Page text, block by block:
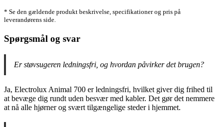
* Se den gældende produkt beskrivelse, specifikationer og pris på
leverandørens side.
Spørgsmål og svar
Er støvsugeren ledningsfri, og hvordan påvirker det brugen?
Ja, Electrolux Animal 700 er ledningsfri, hvilket giver dig frihed til
at bevæge dig rundt uden besvær med kabler. Det gør det nemmere
at nå alle hjørner og svært tilgængelige steder i hjemmet.